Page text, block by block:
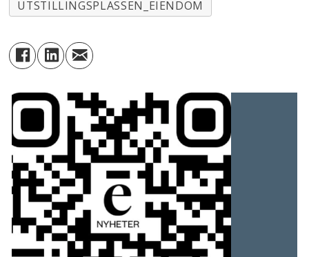
UTSTILLINGSPLASSEN_EIENDOM